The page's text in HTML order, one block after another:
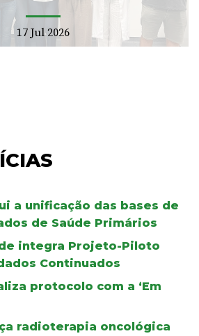
17 Jul 2026
a unificação das bases de
de Saúde Primários
integra Projeto-Piloto
Continuados
protocolo com a ‘Em
radioterapia oncológica